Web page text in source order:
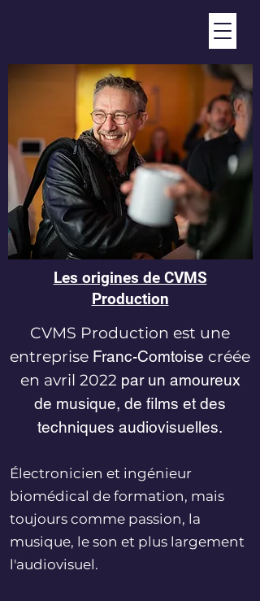
Les origines de CVMS
Production
CVMS Production est une
entreprise Franc-Comtoise créée
en avril 2022 par un amoureux
de musique, de films et des
techniques audiovisuelles.
Électronicien et ingénieur
biomédical de formation, mais
toujours comme passion, la
musique, le son et plus largement
l'audiovisuel.